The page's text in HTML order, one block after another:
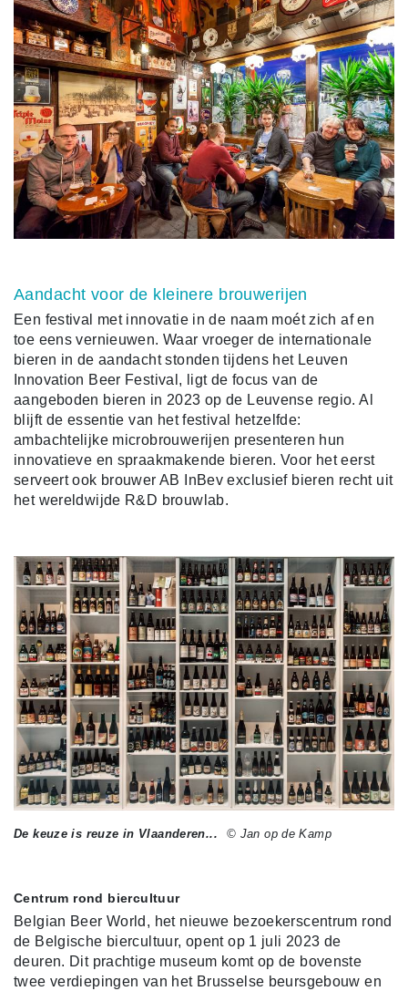
Aandacht voor de kleinere brouwerijen
Een festival met innovatie in de naam moét zich af en
toe eens vernieuwen. Waar vroeger de internationale
bieren in de aandacht stonden tijdens het Leuven
Innovation Beer Festival, ligt de focus van de
aangeboden bieren in 2023 op de Leuvense regio. Al
blijft de essentie van het festival hetzelfde:
ambachtelijke microbrouwerijen presenteren hun
innovatieve en spraakmakende bieren.Voor het eerst
serveert ook brouwer AB InBev exclusief bieren recht uit
het wereldwijde R&D brouwlab.
De keuze is reuze in Vlaanderen... © Jan op de Kamp
Centrum rond biercultuur
Belgian Beer World, het nieuwe bezoekerscentrum rond
de Belgische biercultuur, opent op 1 juli 2023 de
deuren. Dit prachtige museum komt op de bovenste
twee verdiepingen van het Brusselse beursgebouw en